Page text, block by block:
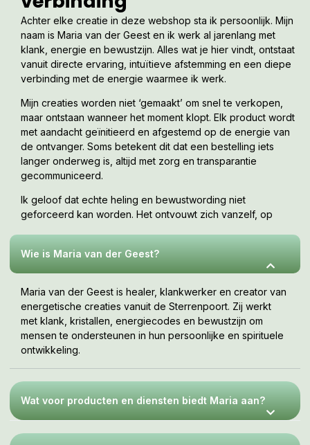
Haal 3 x diep in en uit adem én verder zo vaak als je
wenst tijdens het luisteren.
Sluit je ogen, veranker jezelf d.m.v. visualisatie vanuit
jouw hart met het hart van Moeder Aarde én omhoog
vanuit je hart met het Moederhart van de Kosmos. Breng
beide verbindingen terug naar je eigen Heilig Thymus
Start jouw MP3 en concentreer je op je eigen Heilige
Hart, waar een Orakel aan Holy implantingen zal worden
ingestraald. Luister zolang het prettig aan voelt.
STOP bij het vrij komen van al te veel negatieve emoties
of herinneringen.
Luister dan de volgende dag nog eens en ervaar wat het
die dag met je doet, net zolang tot je zonder problemen
deze hele MP3 kan afluisteren.
Luister niet vaker dan je zelf prettig vindt.
Drink ná afloop het ingestraalde glas water helemaal
Haal nogmaals diep in en uit adem, beweeg je handen
en voeten en pak een of meerdere kristallen vast en blijf
deze nog enkele minuten aankijken.
Afhankelijk van behoefte kan men 1 of meerdere
geneeskrachtige LeMUria SoundHealing MP3’s achter
elkaar beluisteren.
Speel de MP3 nooit te luid af, maar luister op comfortabel
geluidsniveau, want meer volume zal nimmer de
inwerking van de helende tonen verbeteren. Het zal
eerder spanning opwekken en leiden tot
Achter elke creatie in deze webshop sta ik persoonlijk. Mijn
naam is Maria van der Geest en ik werk al jarenlang met
klank, energie en bewustzijn. Alles wat je hier vindt, ontstaat
vanuit directe ervaring, intuïtieve afstemming en een diepe
verbinding met de energie waarmee ik werk.
Mijn creaties worden niet ‘gemaakt’ om snel te verkopen,
maar ontstaan wanneer het moment klopt. Elk product wordt
met aandacht geïnitieerd en afgestemd op de energie van
de ontvanger. Soms betekent dit dat een bestelling iets
langer onderweg is, altijd met zorg en transparantie
gecommuniceerd.
Ik geloof dat echte heling en bewustwording niet
geforceerd kan worden. Het ontvouwt zich vanzelf, op
Wie is Maria van der Geest?
Maria van der Geest is healer, klankwerker en creator van
energetische creaties vanuit de Sterrenpoort. Zij werkt
met klank, kristallen, energiecodes en bewustzijn om
mensen te ondersteunen in hun persoonlijke en spirituele
ontwikkeling.
Wat voor producten en diensten biedt Maria aan?